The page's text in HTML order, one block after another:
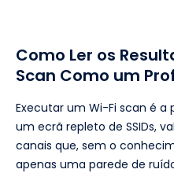
Como Ler os
Scan Como um
Executar um Wi-Fi scan é a
um ecrã repleto de SSIDs,
canais que, sem o
apenas uma parede de